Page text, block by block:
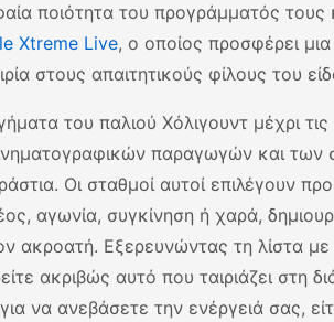
ποιότητα του προγράμματός τους
Xtreme Live, ο οποίος προσφέρει
στους απαιτητικούς φίλους του
του παλιού Χόλιγουντ μέχρι
παραγωγών και των
Οι σταθμοί αυτοί επιλέγουν
αγωνία, συγκίνηση ή χαρά,
ακροατή. Εξερευνώντας τη λίστα με
ακριβώς αυτό που ταιριάζει στη
να ανεβάσετε την ενέργειά σας,